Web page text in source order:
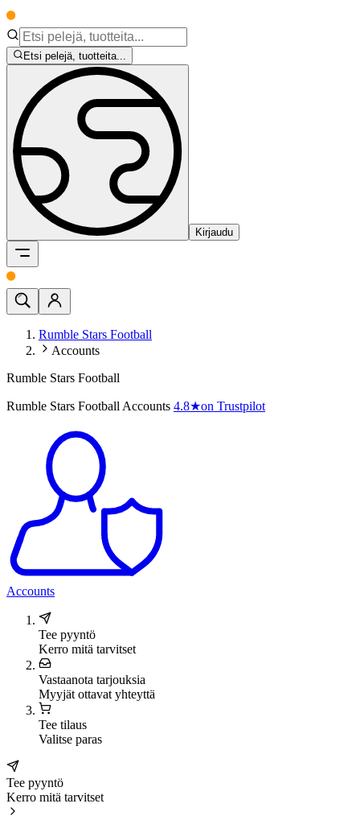
Etsi pelejä, tuotteita...
Kirjaudu
Rumble Stars Football
Accounts
Rumble Stars Football
Rumble Stars Football Accounts 4.8★on Trustpilot
Accounts
Tee pyyntö
Kerro mitä tarvitset
Vastaanota tarjouksia
Myyjät ottavat yhteyttä
Tee tilaus
Valitse paras
Tee pyyntö
Kerro mitä tarvitset